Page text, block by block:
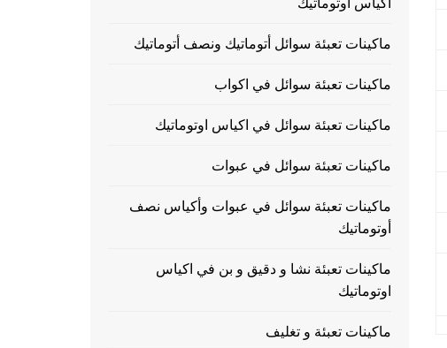
اكياس اوتوماتيك
ماكينات تعبئة سوائل أتوماتيك ونصف أتوماتيك
ماكينات تعبئة سوائل في اكواب
ماكينات تعبئة سوائل في اكياس اوتوماتيك
ماكينات تعبئة سوائل في عبوات
ماكينات تعبئة سوائل في عبوات وأكياس نصف
أوتوماتيك
ماكينات تعبئة نشا و دقيق و بن في اكياس
اوتوماتيك
ماكينات تعبئة و تغليف